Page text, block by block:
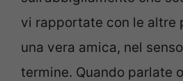
vi rapportate con le altre
una vera amica, nel
termine. Quando parlate